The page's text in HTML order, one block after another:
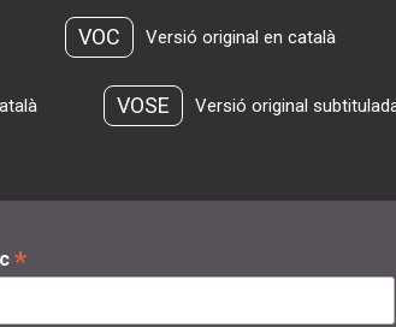
VOC Versió original en català
VOSE Versió original
*